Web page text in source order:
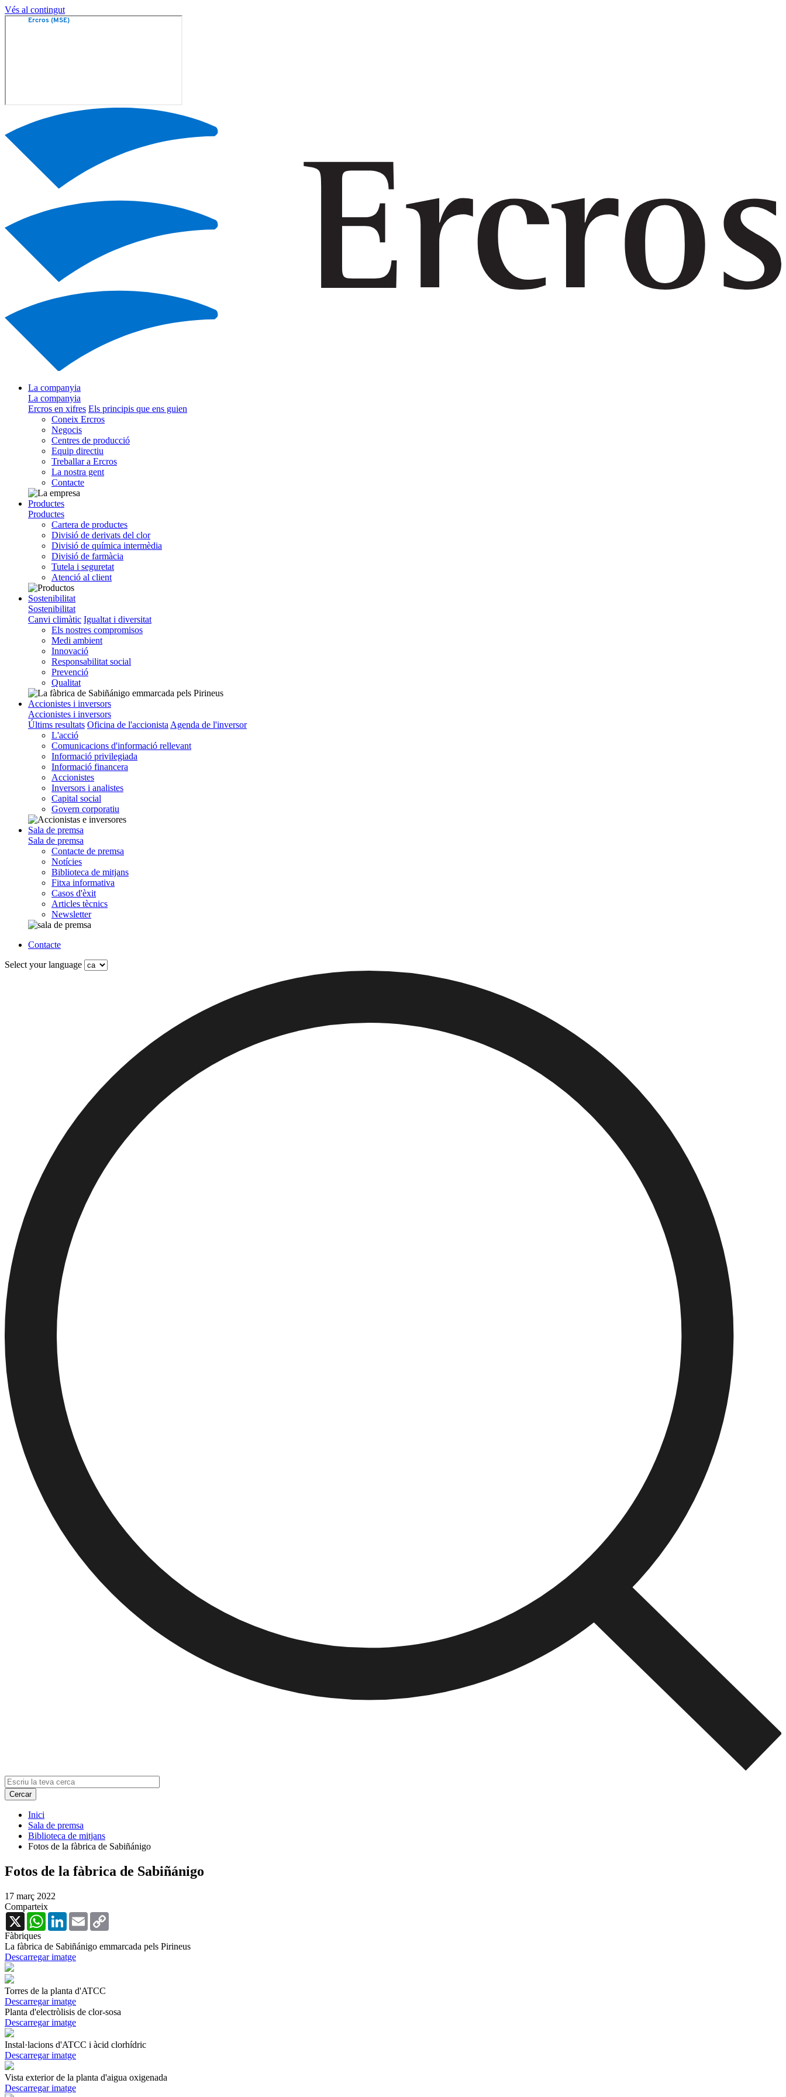
Vés al contingut
La companyia
La companyia
Ercros en xifres Els principis que ens guien
Coneix Ercros
Negocis
Centres de producció
Equip directiu
Treballar a Ercros
La nostra gent
Contacte
Productes
Productes
Cartera de productes
Divisió de derivats del clor
Divisió de química intermèdia
Divisió de farmàcia
Tutela i seguretat
Atenció al client
Sostenibilitat
Sostenibilitat
Canvi climàtic Igualtat i diversitat
Els nostres compromisos
Medi ambient
Innovació
Responsabilitat social
Prevenció
Qualitat
Accionistes i inversors
Accionistes i inversors
Últims resultats Oficina de l'accionista Agenda de l'inversor
L'acció
Comunicacions d'informació rellevant
Informació privilegiada
Informació financera
Accionistes
Inversors i analistes
Capital social
Govern corporatiu
Sala de premsa
Sala de premsa
Contacte de premsa
Notícies
Biblioteca de mitjans
Fitxa informativa
Casos d'èxit
Articles tècnics
Newsletter
Contacte
Select your language
Inici
Sala de premsa
Biblioteca de mitjans
Fotos de la fàbrica de Sabiñánigo
Fotos de la fàbrica de Sabiñánigo
17 març 2022
Comparteix
X
WhatsAppLinkedInEmail
Fàbriques
La fàbrica de Sabiñánigo emmarcada pels Pirineus
Descarregar imatge
Torres de la planta d'ATCC
Descarregar imatge
Planta d'electròlisis de clor-sosa
Descarregar imatge
Instal·lacions d'ATCC i àcid clorhídric
Descarregar imatge
Vista exterior de la planta d'aigua oxigenada
Descarregar imatge